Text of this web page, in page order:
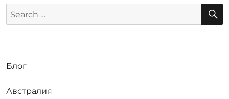
Search
for:
Блог
Австралия